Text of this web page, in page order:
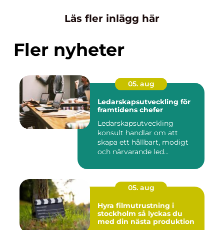
Läs fler inlägg här
Fler nyheter
05. aug
Ledarskapsutveckling för
framtidens chefer
Ledarskapsutveckling
konsult handlar om att
skapa ett hållbart, modigt
och närvarande led...
05. aug
Hyra filmutrustning i
stockholm så lyckas du
med din nästa produktion